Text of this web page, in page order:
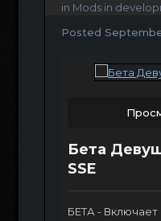
in Mods in
Posted
Бета
SSE
БЕТА -